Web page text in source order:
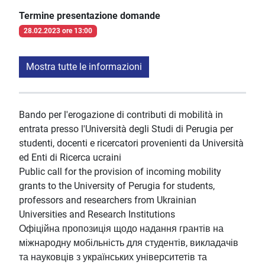
Termine presentazione domande
28.02.2023 ore 13:00
Mostra tutte le informazioni
Bando per l'erogazione di contributi di mobilità in
entrata presso l'Università degli Studi di Perugia per
studenti, docenti e ricercatori provenienti da Università
ed Enti di Ricerca ucraini
Public call for the provision of incoming mobility
grants to the University of Perugia for students,
professors and researchers from Ukrainian
Universities and Research Institutions
Офіційна пропозиція щодо надання грантів на
міжнародну мобільність для студентів, викладачів
та науковців з українських університетів та